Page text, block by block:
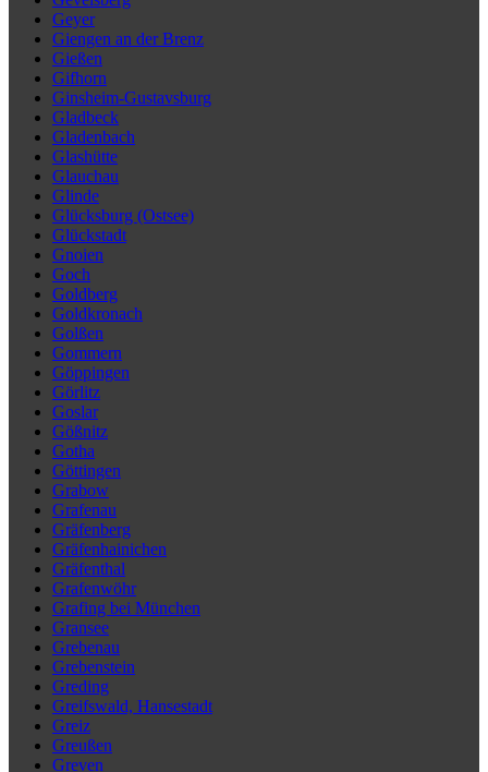
Geyer
Giengen an der Brenz
Gießen
Gifhorn
Ginsheim-Gustavsburg
Gladbeck
Gladenbach
Glashütte
Glauchau
Glinde
Glücksburg (Ostsee)
Glückstadt
Gnoien
Goch
Goldberg
Goldkronach
Golßen
Gommern
Göppingen
Görlitz
Goslar
Gößnitz
Gotha
Göttingen
Grabow
Grafenau
Gräfenberg
Gräfenhainichen
Gräfenthal
Grafenwöhr
Grafing bei München
Gransee
Grebenau
Grebenstein
Greding
Greifswald, Hansestadt
Greiz
Greußen
Greven